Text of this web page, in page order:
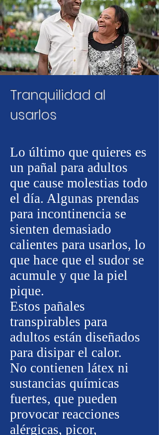
Tranquilidad al
usarlos
Lo último que quieres es
un pañal para adultos
que cause molestias todo
el día. Algunas prendas
para incontinencia se
sienten demasiado
calientes para usarlos, lo
que hace que el sudor se
acumule y que la piel
pique.
Estos pañales
transpirables para
adultos están diseñados
para disipar el calor.
No contienen látex ni
sustancias químicas
fuertes, que pueden
provocar reacciones
alérgicas, picor,